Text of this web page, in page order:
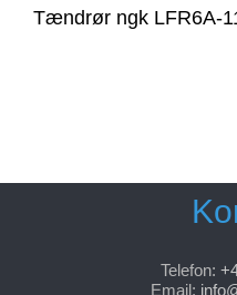
Tændrør ngk LFR6A-
Telefon:
Email: